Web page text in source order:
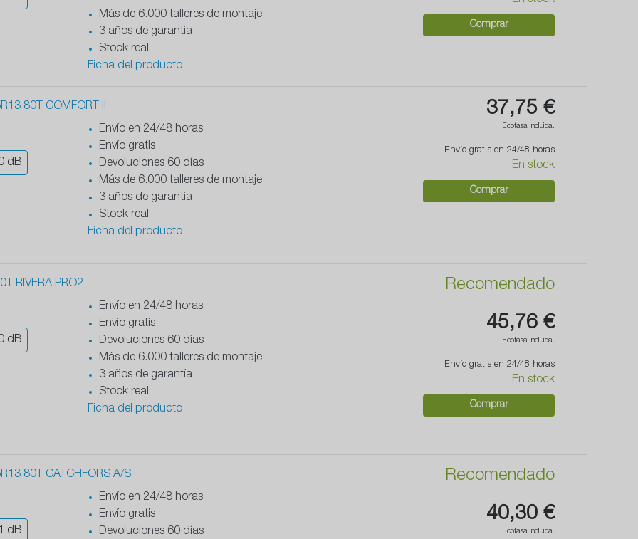
Más de 6.000 talleres de montaje
3 años de garantía
Stock real
Ficha del producto
Comprar
80T COMFORT II
dB
Envío en 24/48 horas
Envío gratis
Devoluciones 60 días
Más de 6.000 talleres de montaje
3 años de garantía
Stock real
Ficha del producto
37,75 €
Ecotasa incluida.
Envío gratis en 24/48 horas
En stock
Comprar
RIVERA PRO2
dB
Envío en 24/48 horas
Envío gratis
Devoluciones 60 días
Más de 6.000 talleres de montaje
3 años de garantía
Stock real
Ficha del producto
Recomendado
45,76 €
Ecotasa incluida.
Envío gratis en 24/48 horas
En stock
Comprar
80T CATCHFORS A/S
dB
Envío en 24/48 horas
Envío gratis
Devoluciones 60 días
Recomendado
40,30 €
Ecotasa incluida.